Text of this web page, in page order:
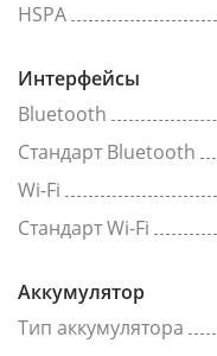
HSPA
Интерфейсы
Bluetooth
Стандарт Bluetooth
Wi-Fi
Стандарт Wi-Fi
Аккумулятор
Тип аккумулятора